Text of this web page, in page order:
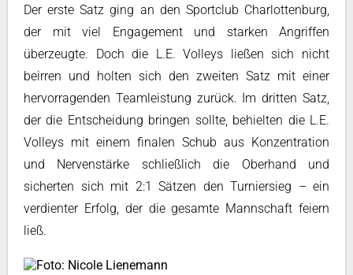
Der erste Satz ging an den Sportclub Charlottenburg,
der mit viel Engagement und starken Angriffen
überzeugte. Doch die L.E. Volleys ließen sich nicht
beirren und holten sich den zweiten Satz mit einer
hervorragenden Teamleistung zurück. Im dritten Satz,
der die Entscheidung bringen sollte, behielten die L.E.
Volleys mit einem finalen Schub aus Konzentration
und Nervenstärke schließlich die Oberhand und
sicherten sich mit 2:1 Sätzen den Turniersieg – ein
verdienter Erfolg, der die gesamte Mannschaft feiern
ließ.